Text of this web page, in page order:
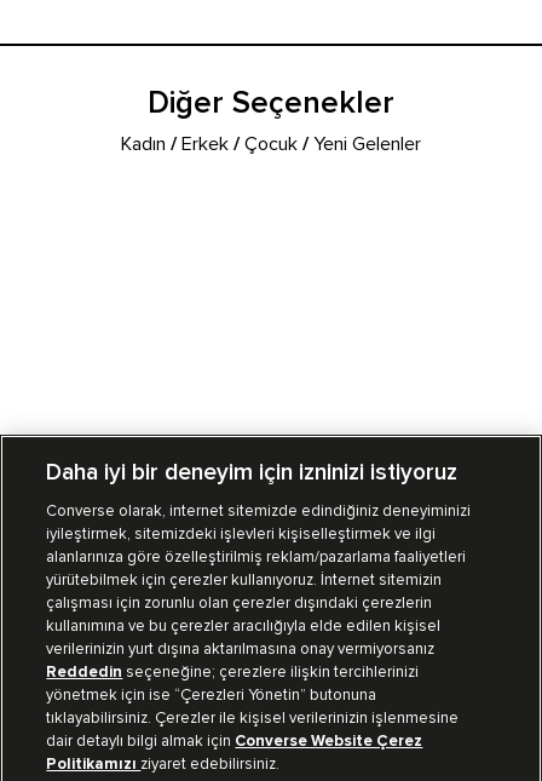
Diğer Seçenekler
Kadın /Erkek /Çocuk /Yeni Gelenler
Mağazalarımız Sipariş Takibi
Müşteri İlişkileri
Koleksiyon
Kurumsal
Daha iyi bir deneyim için izninizi istiyoruz
Converse olarak, internet sitemizde edindiğiniz deneyiminizi
iyileştirmek, sitemizdeki işlevleri kişiselleştirmek ve ilgi
alanlarınıza göre özelleştirilmiş reklam/pazarlama faaliyetleri
yürütebilmek için çerezler kullanıyoruz. İnternet sitemizin
çalışması için zorunlu olan çerezler dışındaki çerezlerin
kullanımına ve bu çerezler aracılığıyla elde edilen kişisel
verilerinizin yurt dışına aktarılmasına onay vermiyorsanız
Reddedin seçeneğine; çerezlere ilişkin tercihlerinizi
yönetmek için ise “Çerezleri Yönetin” butonuna
tıklayabilirsiniz. Çerezler ile kişisel verilerinizin işlenmesine
dair detaylı bilgi almak için Converse Website Çerez
Politikamızı ziyaret edebilirsiniz.